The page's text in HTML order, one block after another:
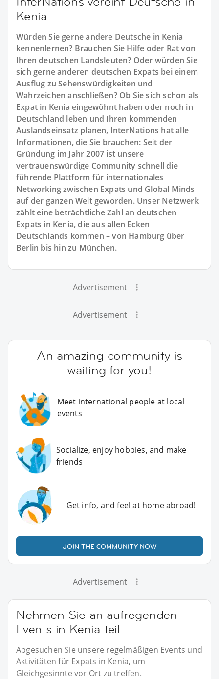
Kenia
Würden Sie gerne andere Deutsche in Kenia
kennenlernen? Brauchen Sie Hilfe oder Rat von
Ihren deutschen Landsleuten? Oder würden Sie
sich gerne anderen deutschen Expats bei einem
Ausflug zu Sehenswürdigkeiten und
Wahrzeichen anschließen? Ob Sie sich schon als
Expat in Kenia eingewöhnt haben oder noch in
Deutschland leben und Ihren kommenden
Auslandseinsatz planen, InterNations hat alle
Informationen, die Sie brauchen: Seit der
Gründung im Jahr 2007 ist unsere
vertrauenswürdige Community schnell die
führende Plattform für internationales
Networking zwischen Expats und Global Minds
auf der ganzen Welt geworden. Unser Netzwerk
zählt eine beträchtliche Zahl an deutschen
Expats in Kenia, die aus allen Ecken
Deutschlands kommen – von Hamburg über
Berlin bis hin zu München.
Advertisement
Advertisement
An amazing community is
waiting for you!
Meet international people at local
events
Socialize, enjoy hobbies, and make
friends
Get info, and feel at home abroad!
JOIN THE COMMUNITY NOW
Advertisement
Nehmen Sie an aufregenden
Events in Kenia teil
Abgesuchen Sie unsere regelmäßigen Events und
Aktivitäten für Expats in Kenia, um
Gleichgesinnte vor Ort zu treffen.